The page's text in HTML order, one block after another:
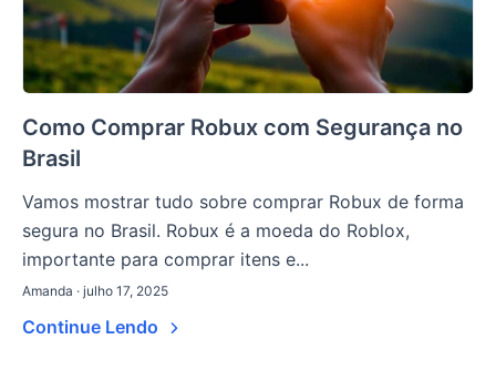
Como Comprar Robux com Segurança no
Brasil
Vamos mostrar tudo sobre comprar Robux de forma
segura no Brasil. Robux é a moeda do Roblox,
importante para comprar itens e...
Amanda · julho 17, 2025
Continue Lendo